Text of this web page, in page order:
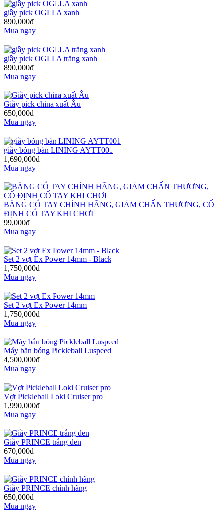
giầy pick OGLLA xanh
890,000đ
Mua ngay
giầy pick OGLLA trắng xanh
890,000đ
Mua ngay
Giầy pick china xuất Âu
650,000đ
Mua ngay
giầy bóng bàn LINING AYTT001
1,690,000đ
Mua ngay
BĂNG CỔ TAY CHÍNH HÃNG, GIẢM CHẤN THƯƠNG, CỐ
ĐỊNH CỔ TAY KHI CHƠI
99,000đ
Mua ngay
Set 2 vợt Ex Power 14mm - Black
1,750,000đ
Mua ngay
Set 2 vợt Ex Power 14mm
1,750,000đ
Mua ngay
Máy bắn bóng Pickleball Luspeed
4,500,000đ
Mua ngay
Vợt Pickleball Loki Cruiser pro
1,990,000đ
Mua ngay
Giầy PRINCE trắng đen
670,000đ
Mua ngay
Giầy PRINCE chính hãng
650,000đ
Mua ngay